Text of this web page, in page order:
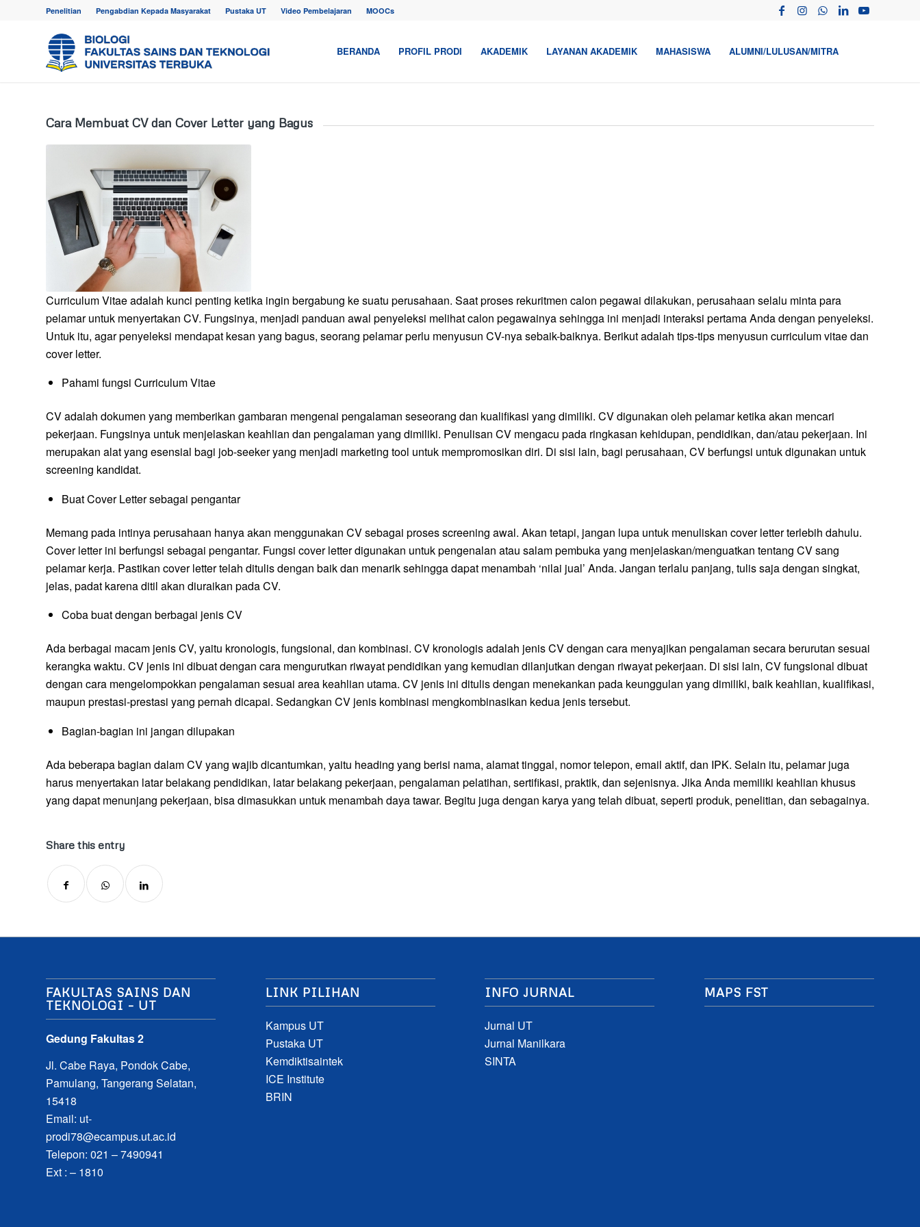
Penelitian Pengabdian Kepada Masyarakat Pustaka UT Video Pembelajaran MOOCs
BERANDA PROFIL PRODI AKADEMIK LAYANAN AKADEMIK MAHASISWA ALUMNI/LULUSAN/MITRA
Cara Membuat CV dan Cover Letter yang Bagus
Curriculum Vitae adalah kunci penting ketika ingin bergabung ke suatu perusahaan. Saat proses rekuritmen calon pegawai dilakukan, perusahaan selalu minta para
pelamar untuk menyertakan CV. Fungsinya, menjadi panduan awal penyeleksi melihat calon pegawainya sehingga ini menjadi interaksi pertama Anda dengan penyeleksi.
Untuk itu, agar penyeleksi mendapat kesan yang bagus, seorang pelamar perlu menyusun CV-nya sebaik-baiknya. Berikut adalah tips-tips menyusun curriculum vitae dan
cover letter.
Pahami fungsi Curriculum Vitae
CV adalah dokumen yang memberikan gambaran mengenai pengalaman seseorang dan kualifikasi yang dimiliki. CV digunakan oleh pelamar ketika akan mencari
pekerjaan. Fungsinya untuk menjelaskan keahlian dan pengalaman yang dimiliki. Penulisan CV mengacu pada ringkasan kehidupan, pendidikan, dan/atau pekerjaan. Ini
merupakan alat yang esensial bagi job-seeker yang menjadi marketing tool untuk mempromosikan diri. Di sisi lain, bagi perusahaan, CV berfungsi untuk digunakan untuk
screening kandidat.
Buat Cover Letter sebagai pengantar
Memang pada intinya perusahaan hanya akan menggunakan CV sebagai proses screening awal. Akan tetapi, jangan lupa untuk menuliskan cover letter terlebih dahulu.
Cover letter ini berfungsi sebagai pengantar. Fungsi cover letter digunakan untuk pengenalan atau salam pembuka yang menjelaskan/menguatkan tentang CV sang
pelamar kerja. Pastikan cover letter telah ditulis dengan baik dan menarik sehingga dapat menambah ‘nilai jual’ Anda. Jangan terlalu panjang, tulis saja dengan singkat,
jelas, padat karena ditil akan diuraikan pada CV.
Coba buat dengan berbagai jenis CV
Ada berbagai macam jenis CV, yaitu kronologis, fungsional, dan kombinasi. CV kronologis adalah jenis CV dengan cara menyajikan pengalaman secara berurutan sesuai
kerangka waktu. CV jenis ini dibuat dengan cara mengurutkan riwayat pendidikan yang kemudian dilanjutkan dengan riwayat pekerjaan. Di sisi lain, CV fungsional dibuat
dengan cara mengelompokkan pengalaman sesuai area keahlian utama. CV jenis ini ditulis dengan menekankan pada keunggulan yang dimiliki, baik keahlian, kualifikasi,
maupun prestasi-prestasi yang pernah dicapai. Sedangkan CV jenis kombinasi mengkombinasikan kedua jenis tersebut.
Bagian-bagian ini jangan dilupakan
Ada beberapa bagian dalam CV yang wajib dicantumkan, yaitu heading yang berisi nama, alamat tinggal, nomor telepon, email aktif, dan IPK. Selain itu, pelamar juga
harus menyertakan latar belakang pendidikan, latar belakang pekerjaan, pengalaman pelatihan, sertifikasi, praktik, dan sejenisnya. Jika Anda memiliki keahlian khusus
yang dapat menunjang pekerjaan, bisa dimasukkan untuk menambah daya tawar. Begitu juga dengan karya yang telah dibuat, seperti produk, penelitian, dan sebagainya.
Share this entry
FAKULTAS SAINS DAN
TEKNOLOGI – UT
Gedung Fakultas 2
Jl. Cabe Raya, Pondok Cabe,
Pamulang, Tangerang Selatan,
15418
Email: ut-
prodi78@ecampus.ut.ac.id
Telepon: 021 – 7490941
Ext : – 1810
LINK PILIHAN
Kampus UT
Pustaka UT
Kemdiktisaintek
ICE Institute
BRIN
INFO JURNAL
Jurnal UT
Jurnal Manilkara
SINTA
MAPS FST